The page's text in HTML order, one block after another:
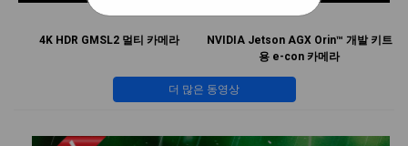
4K HDR GMSL2 멀티 카메라
NVIDIA Jetson AGX Orin™ 개발 키트
용 e-con 카메라
더 많은 동영상